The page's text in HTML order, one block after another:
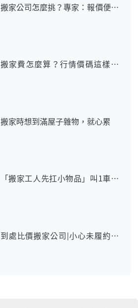
搬家公司怎麼挑？專家：報價便宜
搬家費怎麼算？行情價碼這樣算
搬家時想到滿屋子雜物，就心累
「搬家工人先扛小物品」叫1車卻
到處比價搬家公司|小心未履約要